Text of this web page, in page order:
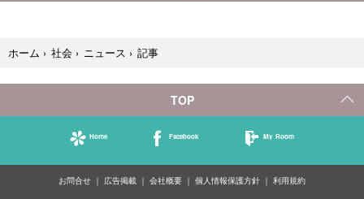
ホーム › 社会 › ニュース › 記事
TOP
Home Facebook My Room
お問合せ 広告掲載 会社概要 個人情報保護方針 利用規約